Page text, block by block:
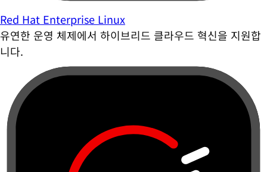
Red Hat Enterprise Linux
유연한 운영 체제에서 하이브리드 클라우드 혁신을 지원합
니다.